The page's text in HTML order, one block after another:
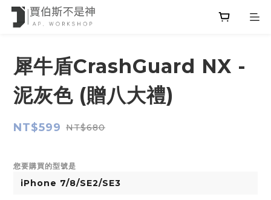
犀牛盾CrashGuard NX -
泥灰色 (贈八大禮)
NT$599 NT$680
您要購買的型號是